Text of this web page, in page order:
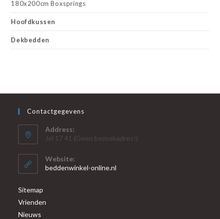
180x200cm Boxsprings
Hoofdkussen
Dekbedden
Contactgegevens
Address:
Jol 17 41 (Geen bezoekadres!)
Website:
beddenwinkel-online.nl
Sitemap
Vrienden
Nieuws